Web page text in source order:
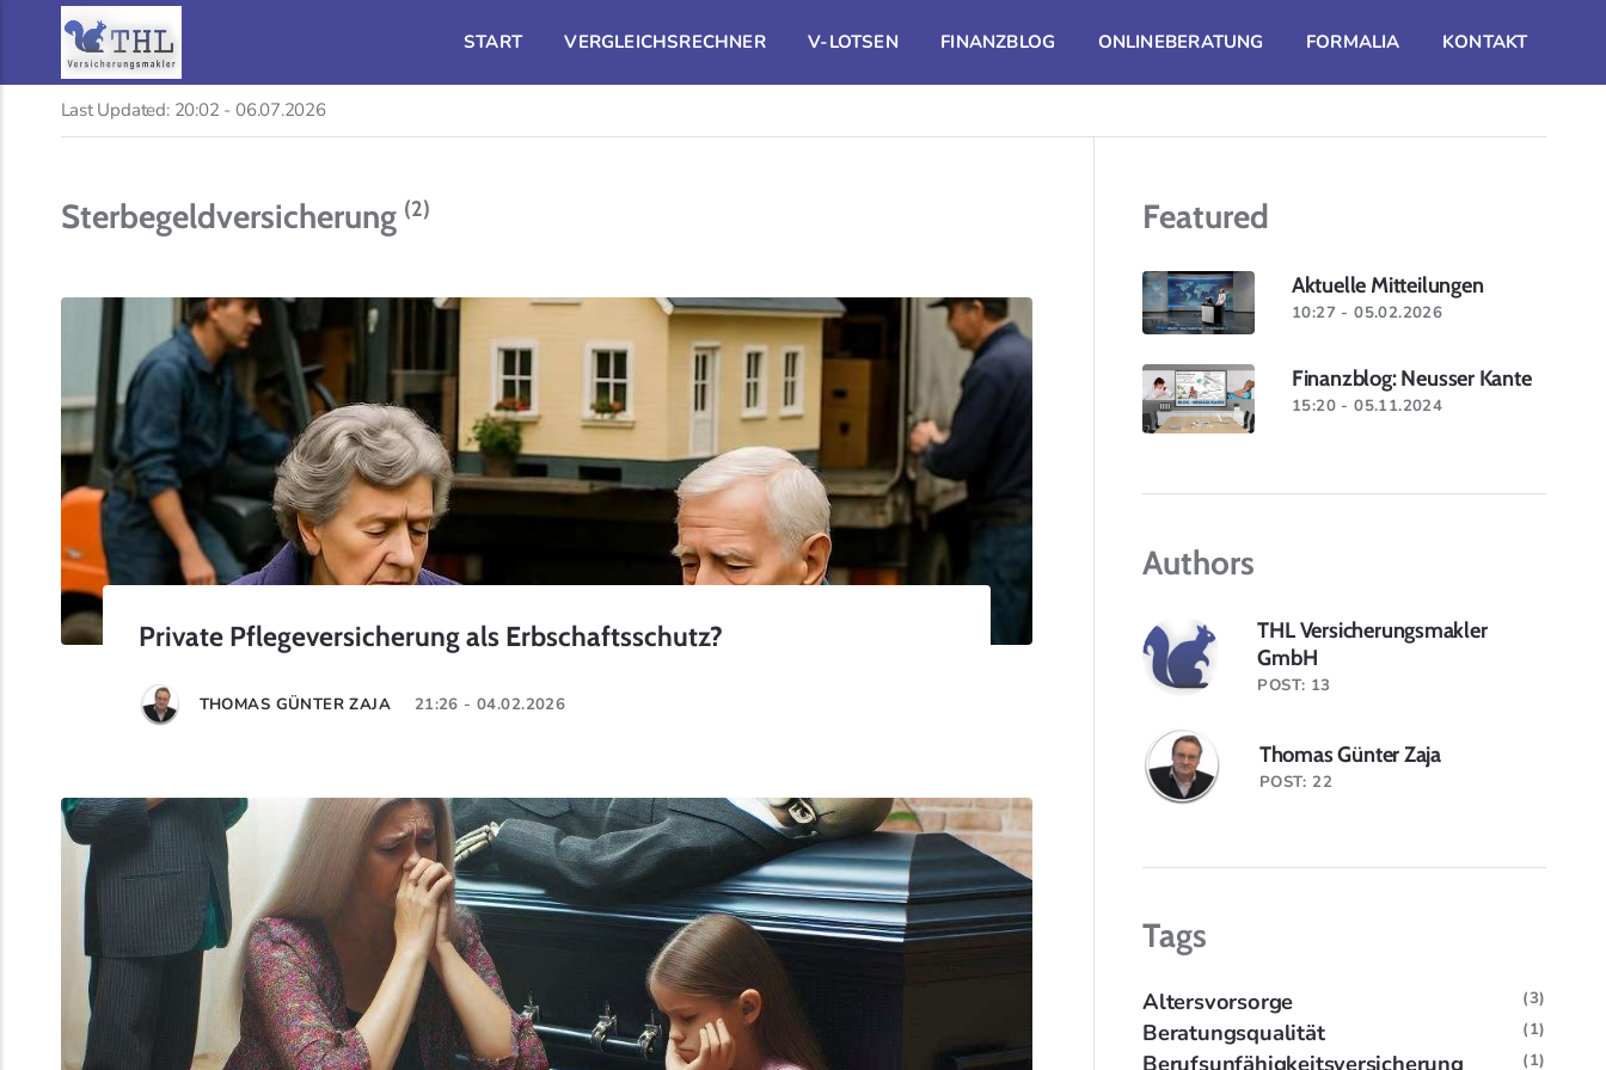
START VERGLEICHSRECHNER V-LOTSEN FINANZBLOG ONLINEBERATUNG FORMALIA KONTAKT
Last Updated: 20:02 - 06.07.2026
Sterbegeldversicherung (2)
Private Pflegeversicherung als Erbschaftsschutz?
THOMAS GÜNTER ZAJA 21:26 - 04.02.2026
Featured
Aktuelle Mitteilungen
10:27 - 05.02.2026
Finanzblog: Neusser Kante
15:20 - 05.11.2024
Authors
THL Versicherungsmakler
GmbH
POST: 13
Thomas Günter Zaja
POST: 22
Tags
Altersvorsorge (3)
Beratungsqualität (1)
Berufsunfähigkeitsversicherung (1)